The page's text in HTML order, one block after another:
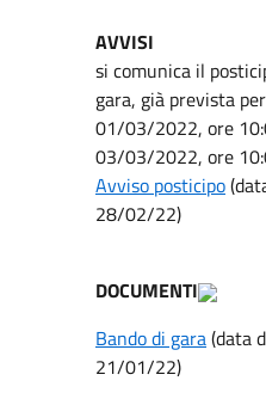
AVVISI
si comunica il
gara, già prevista
01/03/2022, ore
03/03/2022, ore
Avviso posticipo
28/02/22)
DOCUMENTI
Bando di gara(data
21/01/22)